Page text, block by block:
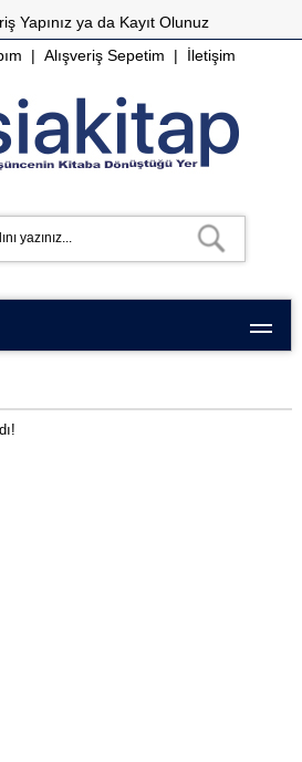
Yapınız ya da Kayıt Olunuz
|Alışveriş Sepetim | İletişim